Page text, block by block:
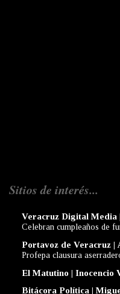
Sitios de interés...
Veracruz Digital Media
Celebran cumpleaños de
Portavoz de Veracruz |
Profepa clausura
El Matutino | Inocencio
Bitácora Política |